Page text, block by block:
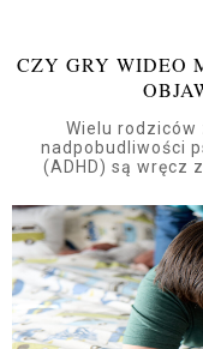
CZY GRY WIDEO
Wielu rodziców
nadpobudliwości
(ADHD) są wręcz